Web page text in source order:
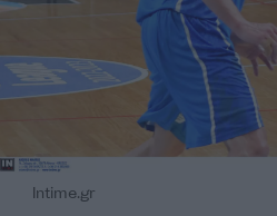
Intime.gr